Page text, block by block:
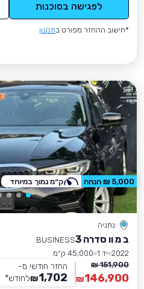
לפגישה בסוכנות
*חישוב ההחזר מפורט בתקנון
נתניה
ב מ וו סדרה 3
BUSINESS
2022 יד 1
45,000 ק״מ
151,900 ₪
146,900
₪
החזר חודשי מ-
1,702
₪לחודש*
5,000 ₪ הנחה ק״מ נמוך במיוחד